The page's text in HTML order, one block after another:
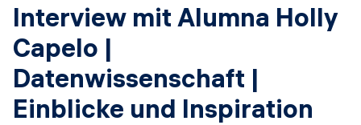
Interview mit Alumna Holly
Capelo |
Datenwissenschaft |
Einblicke und Inspiration